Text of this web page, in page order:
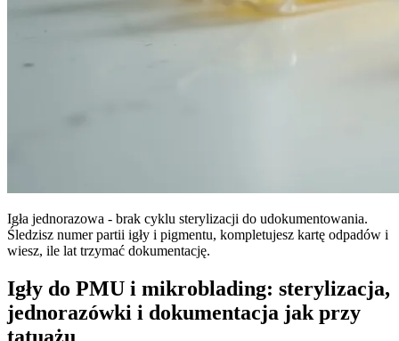
Igła jednorazowa - brak cyklu sterylizacji do udokumentowania.
Śledzisz numer partii igły i pigmentu, kompletujesz kartę odpadów i
wiesz, ile lat trzymać dokumentację.
Igły do PMU i mikroblading: sterylizacja,
jednorazówki i dokumentacja jak przy
tatuażu